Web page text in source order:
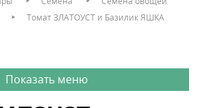
Томат ЗЛАТОУСТ и Базилик ЯШКА